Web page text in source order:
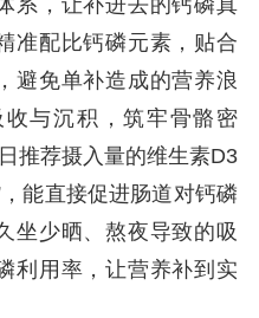
系，让补进去的钙磷真
准配比钙磷元素，贴合
避免单补造成的营养浪
与沉积，筑牢骨骼密
推荐摄入量的维生素D3
，能直接促进肠道对钙磷
坐少晒、熬夜导致的吸
利用率，让营养补到实